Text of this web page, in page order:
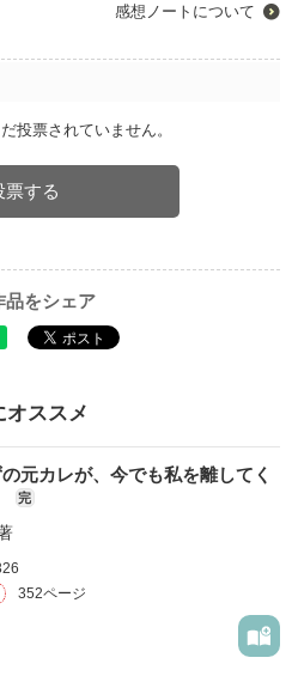
感想ノートについて
投票されていません。
票する
品をシェア
オススメ
元カレが、今でも私を離してく
完
352ページ